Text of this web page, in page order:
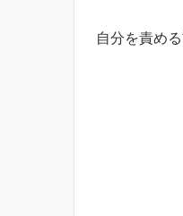
自分を責め